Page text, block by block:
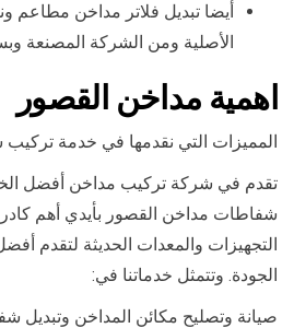
أيضا تبديل فلاتر مداخن مطاعم
الأصلية ومن الشركة المصنعة
اهمية مداخن القصور
المميزات التي نقدمها في خدمة
تقدم في شركة تركيب مداخن أفضل
شفاطات مداخن القصور بأيدي أهم
التجهيزات والمعدات الحديثة لتقدم
الجودة. وتتمثل خدماتنا في:
صيانة وتصليح مكائن المداخن وتبديل